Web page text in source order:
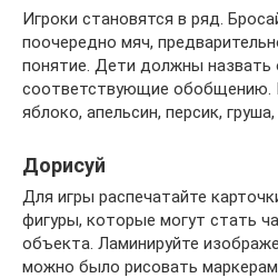
Игроки становятся в ряд.
поочередно мяч,
понятие. Дети должны назвать
соответствующие обобщению.
яблоко, апельсин, персик,
Дорисуй
Для игры распечатайте
фигуры, которые могут стать
объекта. Ламинируйте
можно было рисовать